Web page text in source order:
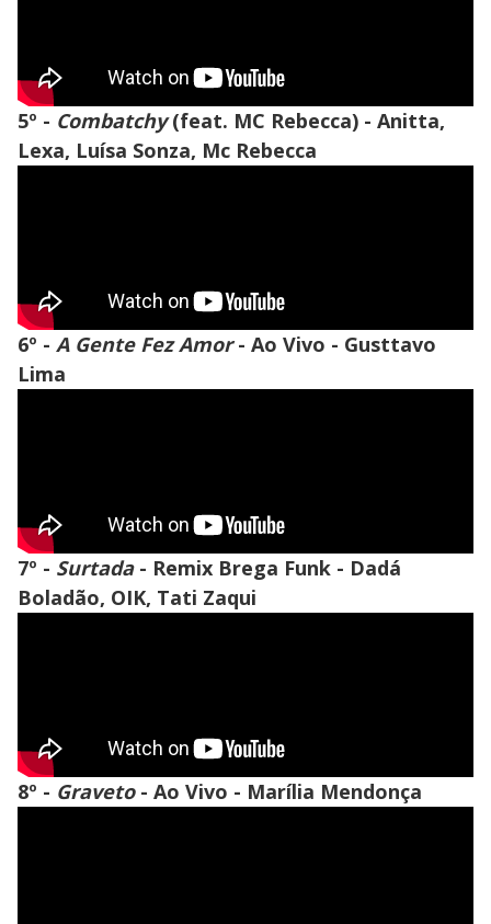
5º - Combatchy(feat. MC Rebecca) - Anitta,
Lexa, Luísa Sonza, Mc Rebecca
6º - A Gente Fez Amor- Ao Vivo - Gusttavo
Lima
7º - Surtada- Remix Brega Funk - Dadá
Boladão, OIK, Tati Zaqui
8º - Graveto- Ao Vivo - Marília Mendonça